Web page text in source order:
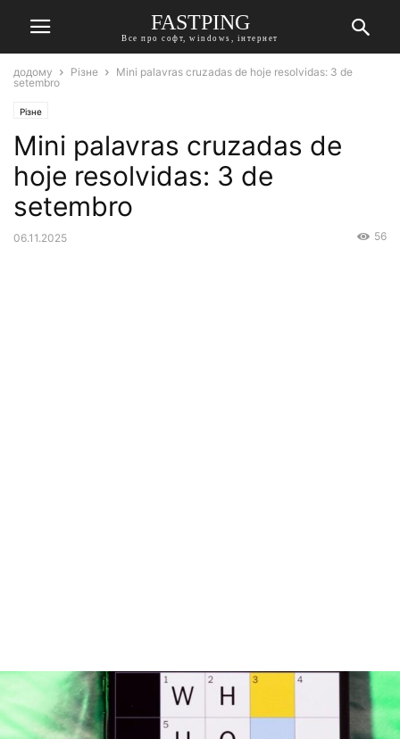
FASTPING
Все про софт, windows, інтернет
додому Різне
Mini palavras cruzadas de hoje resolvidas: 3 de
setembro
Різне
Mini palavras cruzadas de
hoje resolvidas: 3 de
setembro
06.11.2025 56